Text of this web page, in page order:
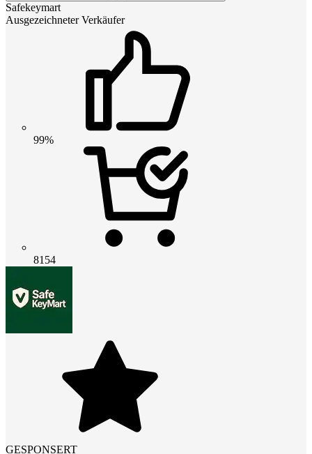
Safekeymart
Ausgezeichneter Verkäufer
99%
8154
GESPONSERT